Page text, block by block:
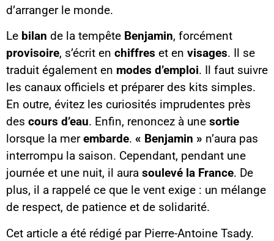
d’arranger le monde.
Le bilan de la tempête Benjamin, forcément
provisoire, s’écrit en chiffres et en visages. Il se
traduit également en modes d’emploi. Il faut suivre
les canaux officiels et préparer des kits simples.
En outre, évitez les curiosités imprudentes près
des cours d’eau. Enfin, renoncez à une sortie
lorsque la merembarde. « Benjamin » n’aura pas
interrompu la saison. Cependant, pendant une
journée et une nuit, il aura soulevé la France. De
plus, il a rappelé ce que le vent exige : un mélange
de respect, de patience et de solidarité.
Cet article a été rédigé par Pierre-Antoine Tsady.